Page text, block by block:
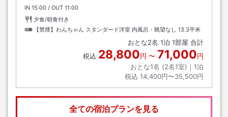
IN チェックイン
15:00 / OUT チェックアウト
11:00
夕食/朝食付き
【禁煙】わんちゃん スタンダード洋室 内風呂・眺望なし 13.3平米
おとな2名 1泊 1部屋 合計
税込 28,800円 〜 71,000円
おとな1名 (2名1室)｜ 1泊
税込 14,400円〜35,500円
全ての宿泊プランを見る